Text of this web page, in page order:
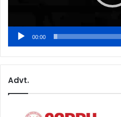
00:00
Advt.